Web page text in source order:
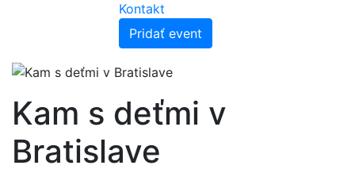
Kontakt
Pridať event
Kam s deťmi v
Bratislave